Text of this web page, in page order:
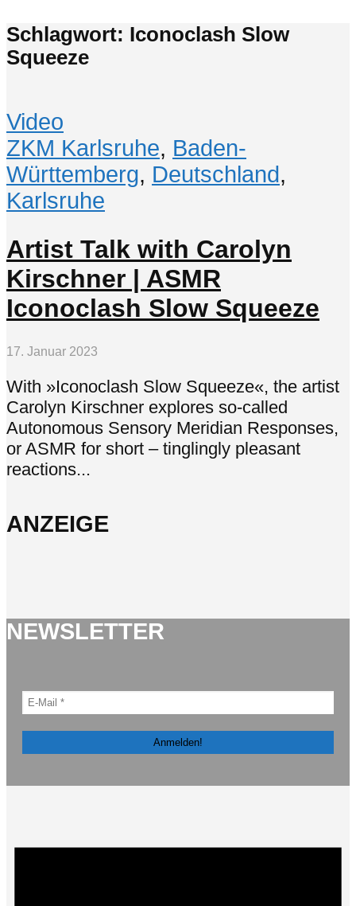
Schlagwort: Iconoclash Slow
Squeeze
Video
ZKM Karlsruhe, Baden-
Württemberg, Deutschland,
Karlsruhe
Artist Talk with Carolyn
Kirschner | ASMR
Iconoclash Slow Squeeze
17. Januar 2023
With »Iconoclash Slow Squeeze«, the artist
Carolyn Kirschner explores so-called
Autonomous Sensory Meridian Responses,
or ASMR for short – tinglingly pleasant
reactions...
ANZEIGE
NEWSLETTER